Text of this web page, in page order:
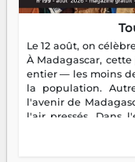
Le 12 août, on
À Madagascar,
entier — les moins
la population.
l'avenir de
l'air pressés. Dans
plus nombreux à
sans filet, souvent